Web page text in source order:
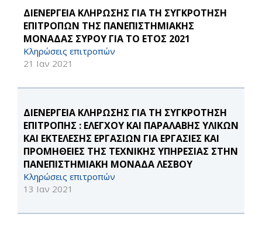
ΔΙΕΝΕΡΓΕΙΑ ΚΛΗΡΩΣΗΣ ΓΙΑ ΤΗ ΣΥΓΚΡΟΤΗΣΗ
ΕΠΙΤΡΟΠΩΝ ΤΗΣ ΠΑΝΕΠΙΣΤΗΜΙΑΚΗΣ
ΜΟΝΑΔΑΣ ΣΥΡΟΥ ΓΙΑ ΤΟ ΕΤΟΣ 2021
Κληρώσεις επιτροπών
21 Ιαν 2021
ΔΙΕΝΕΡΓΕΙΑ ΚΛΗΡΩΣΗΣ ΓΙΑ ΤΗ ΣΥΓΚΡΟΤΗΣΗ
ΕΠΙΤΡΟΠΗΣ : ΕΛΕΓΧΟΥ ΚΑΙ ΠΑΡΑΛΑΒΗΣ ΥΛΙΚΩΝ
ΚΑΙ ΕΚΤΕΛΕΣΗΣ ΕΡΓΑΣΙΩΝ ΓΙΑ ΕΡΓΑΣΙΕΣ ΚΑΙ
ΠΡΟΜΗΘΕΙΕΣ ΤΗΣ ΤΕΧΝΙΚΗΣ ΥΠΗΡΕΣΙΑΣ ΣΤΗΝ
ΠΑΝΕΠΙΣΤΗΜΙΑΚΗ ΜΟΝΑΔΑ ΛΕΣΒΟΥ
Κληρώσεις επιτροπών
13 Ιαν 2021